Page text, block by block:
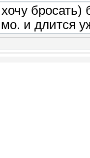
бросать)
и длится